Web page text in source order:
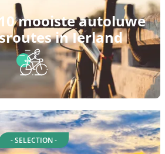
mooiste autoluwe
in Ierland
- SELECTION -